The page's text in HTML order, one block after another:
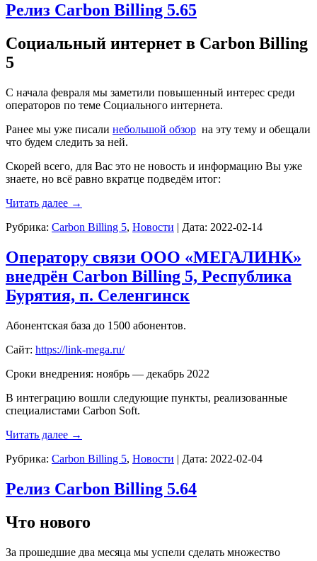
Релиз Carbon Billing 5.65
Социальный интернет в Carbon Billing
5
С начала февраля мы заметили повышенный интерес среди
операторов по теме Социального интернета.
Ранее мы уже писали небольшой обзор на эту тему и обещали
что будем следить за ней.
Скорей всего, для Вас это не новость и информацию Вы уже
знаете, но всё равно вкратце подведём итог:
Читать далее →
Рубрика: Carbon Billing 5, Новости | Дата: 2022-02-14
Оператору связи ООО «МЕГАЛИНК»
внедрён Carbon Billing 5, Республика
Бурятия, п. Селенгинск
Абонентская база до 1500 абонентов.
Сайт: https://link-mega.ru/
Сроки внедрения: ноябрь — декабрь 2022
В интеграцию вошли следующие пункты, реализованные
специалистами Carbon Soft.
Читать далее →
Рубрика: Carbon Billing 5, Новости | Дата: 2022-02-04
Релиз Carbon Billing 5.64
Что нового
За прошедшие два месяца мы успели сделать множество